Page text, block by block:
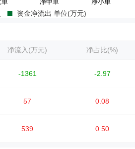
资金净流出 单位(万元)
净流入(万元) 净占比(%)
-1361 -2.97
57 0.08
539 0.50